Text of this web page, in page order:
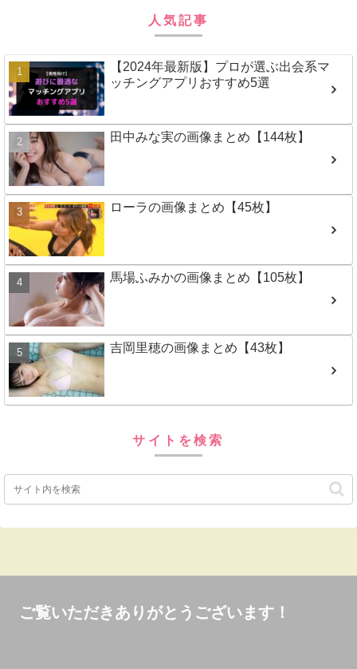
人気記事
【2024年最新版】プロが選ぶ出会系マ
ッチングアプリおすすめ5選
田中みな実の画像まとめ【144枚】
ローラの画像まとめ【45枚】
馬場ふみかの画像まとめ【105枚】
吉岡里穂の画像まとめ【43枚】
サイトを検索
ご覧いただきありがとうございます！